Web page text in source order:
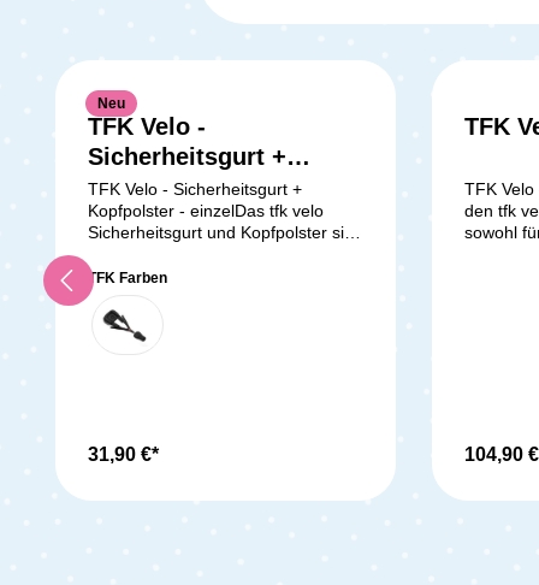
Neu
TFK Velo -
Sicherheitsgurt +
Kopfpolster - einzel
TFK Velo - Sicherheitsgurt +
Kopfpolster - einzelDas tfk velo
Sicherheitsgurt und Kopfpolster sind
Du Deinen tfk velo
Kinderfahrradanhänger für zwei
Kinder verwenden möchtest. Diese
zusätzlichen
Sicherheitsvorrichtungen sorgen
Sicherheitsgurt + Kopfpolster -
einzel
TFK Farben
31,90 €*
TFK
TFK
den tfk
sowohl
den
104,90